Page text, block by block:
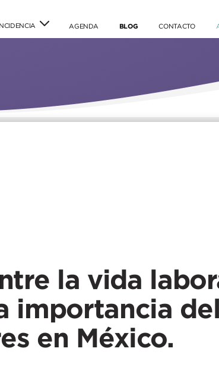
AGENDA(current)BLOG(current)CONTACTO
la vida
importancia
en México.